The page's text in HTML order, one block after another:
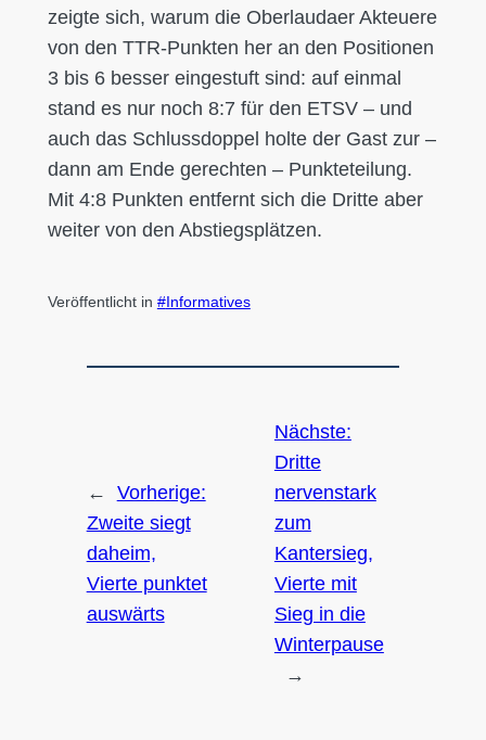
zeigte sich, warum die Oberlaudaer Akteuere
von den TTR-Punkten her an den Positionen
3 bis 6 besser eingestuft sind: auf einmal
stand es nur noch 8:7 für den ETSV – und
auch das Schlussdoppel holte der Gast zur –
dann am Ende gerechten – Punkteteilung.
Mit 4:8 Punkten entfernt sich die Dritte aber
weiter von den Abstiegsplätzen.
Veröffentlicht in Informatives
←
Vorherige:
Zweite siegt
daheim,
Vierte punktet
auswärts
Nächste:
Dritte
nervenstark
zum
Kantersieg,
Vierte mit
Sieg in die
Winterpause
→